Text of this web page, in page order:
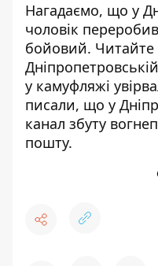
Нагадаємо, що у
чоловік
бойовий.
у камуфляжі
писали, що у
канал збуту
пошту.